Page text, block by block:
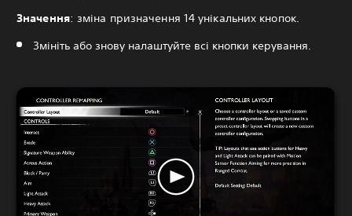
Значення: зміна призначення 14 унікальних кнопок.
Змініть або знову налаштуйте всі кнопки керування.